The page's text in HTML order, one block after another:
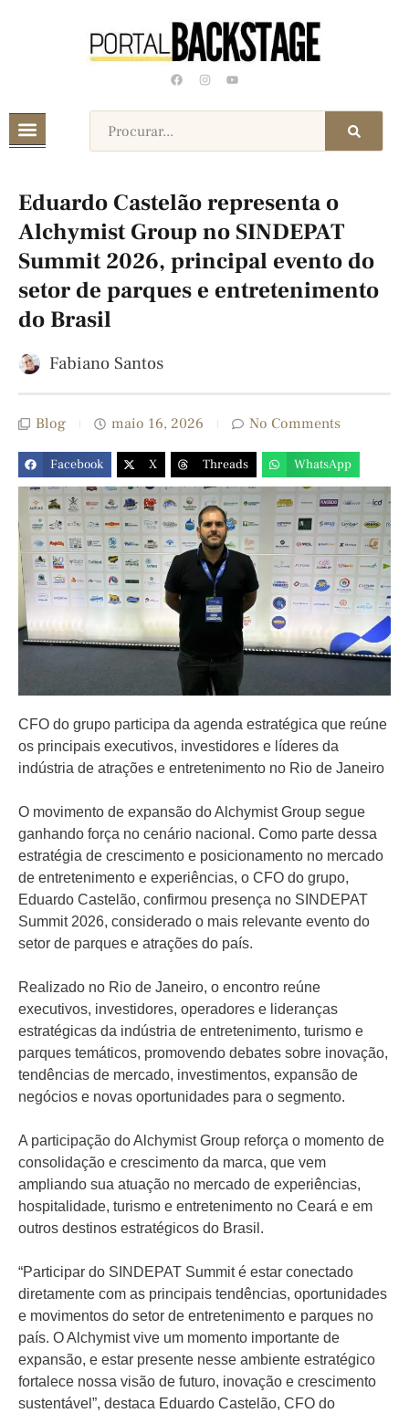
Eduardo Castelão representa o
Alchymist Group no SINDEPAT
Summit 2026, principal evento do
setor de parques e entretenimento
do Brasil
Fabiano Santos
Blog maio 16, 2026 No Comments
Facebook X Threads WhatsApp
CFO do grupo participa da agenda estratégica que reúne
os principais executivos, investidores e líderes da
indústria de atrações e entretenimento no Rio de Janeiro
O movimento de expansão do Alchymist Group segue
ganhando força no cenário nacional. Como parte dessa
estratégia de crescimento e posicionamento no mercado
de entretenimento e experiências, o CFO do grupo,
Eduardo Castelão, confirmou presença no SINDEPAT
Summit 2026, considerado o mais relevante evento do
setor de parques e atrações do país.
Realizado no Rio de Janeiro, o encontro reúne
executivos, investidores, operadores e lideranças
estratégicas da indústria de entretenimento, turismo e
parques temáticos, promovendo debates sobre inovação,
tendências de mercado, investimentos, expansão de
negócios e novas oportunidades para o segmento.
A participação do Alchymist Group reforça o momento de
consolidação e crescimento da marca, que vem
ampliando sua atuação no mercado de experiências,
hospitalidade, turismo e entretenimento no Ceará e em
outros destinos estratégicos do Brasil.
“Participar do SINDEPAT Summit é estar conectado
diretamente com as principais tendências, oportunidades
e movimentos do setor de entretenimento e parques no
país. O Alchymist vive um momento importante de
expansão, e estar presente nesse ambiente estratégico
fortalece nossa visão de futuro, inovação e crescimento
sustentável”, destaca Eduardo Castelão, CFO do